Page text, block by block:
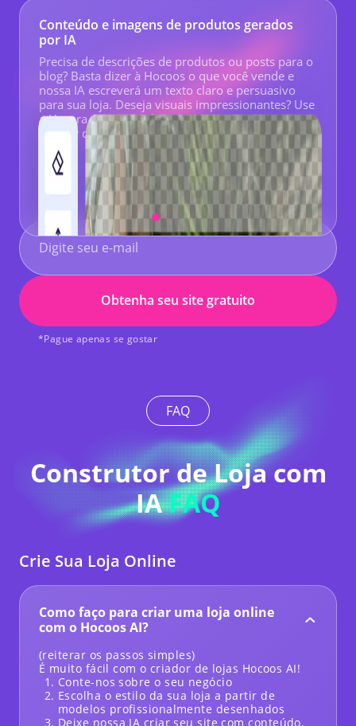
Conteúdo e imagens de produtos gerados
por IA
Precisa de descrições de produtos ou posts para o
blog? Basta dizer à Hocoos o que você vende e
nossa IA escreverá um texto claro e persuasivo
para sua loja. Deseja visuais impressionantes? Use
a IA para aprimorar fotos existentes ou criar novas
a partir de um simples prompt de texto.
Obtenha seu site gratuito
*Pague apenas se gostar
FAQ
Construtor de Loja com
IAFAQ
Crie Sua Loja Online
Como faço para criar uma loja online
com o Hocoos AI?
(reiterar os passos simples)
É muito fácil com o criador de lojas Hocoos AI!
Conte-nos sobre o seu negócio
Escolha o estilo da sua loja a partir de
modelos profissionalmente desenhados
Deixe nossa IA criar seu site com conteúdo,